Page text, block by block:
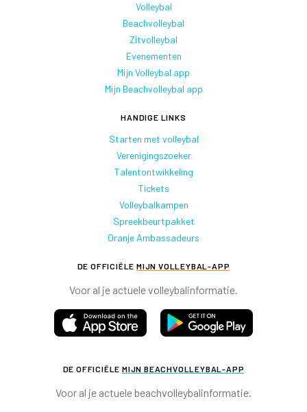
Volleybal
Beachvolleybal
Zitvolleybal
Evenementen
Mijn Volleybal app
Mijn Beachvolleybal app
HANDIGE LINKS
Starten met volleybal
Verenigingszoeker
Talentontwikkeling
Tickets
Volleybalkampen
Spreekbeurtpakket
Oranje Ambassadeurs
DE OFFICIËLE MIJN VOLLEYBAL-APP
Voor al je actuele volleybalinformatie.
DE OFFICIËLE MIJN BEACHVOLLEYBAL-APP
Voor al je actuele beachvolleybalinformatie.